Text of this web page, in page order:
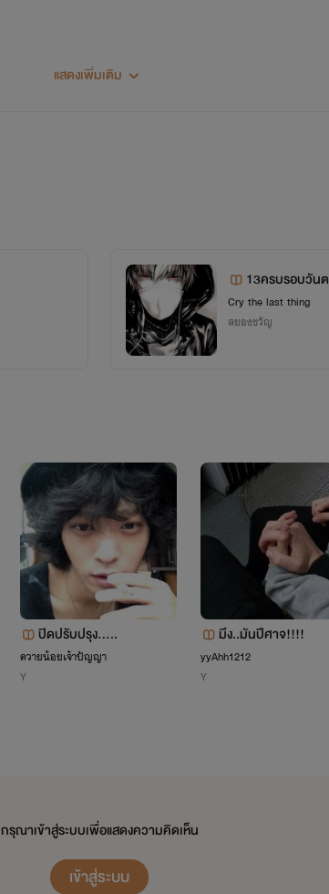
แสดงเพิ่มเติม
13ครบรอบวัน
Cry the last thing
สยองขวัญ
ปิดปรับปรุง.....
ควายน้อยเจ้าปัญญา
Y
มึง..มันปีศาจ!!!!
yyAhh1212
Y
กรุณาเข้าสู่ระบบเพื่อแสดงความคิดเห็น
เข้าสู่ระบบ